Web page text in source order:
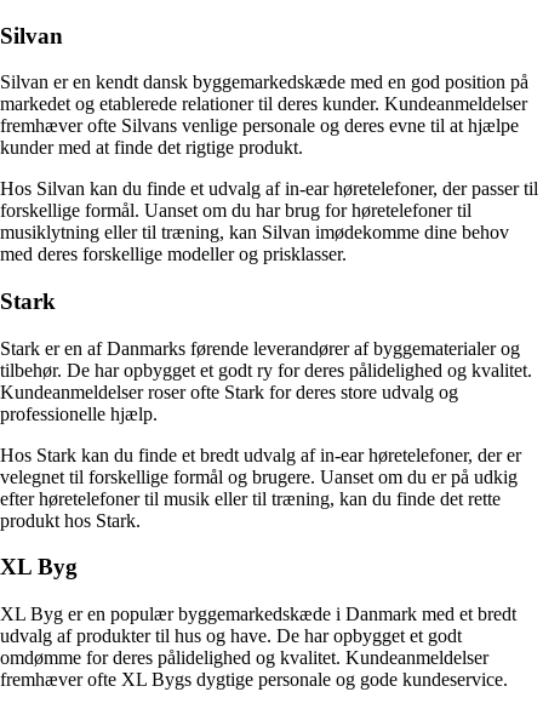
Silvan
Silvan er en kendt dansk byggemarkedskæde med en god position på
markedet og etablerede relationer til deres kunder. Kundeanmeldelser
fremhæver ofte Silvans venlige personale og deres evne til at hjælpe
kunder med at finde det rigtige produkt.
Hos Silvan kan du finde et udvalg af in-ear høretelefoner, der passer til
forskellige formål. Uanset om du har brug for høretelefoner til
musiklytning eller til træning, kan Silvan imødekomme dine behov
med deres forskellige modeller og prisklasser.
Stark
Stark er en af Danmarks førende leverandører af byggematerialer og
tilbehør. De har opbygget et godt ry for deres pålidelighed og kvalitet.
Kundeanmeldelser roser ofte Stark for deres store udvalg og
professionelle hjælp.
Hos Stark kan du finde et bredt udvalg af in-ear høretelefoner, der er
velegnet til forskellige formål og brugere. Uanset om du er på udkig
efter høretelefoner til musik eller til træning, kan du finde det rette
produkt hos Stark.
XL Byg
XL Byg er en populær byggemarkedskæde i Danmark med et bredt
udvalg af produkter til hus og have. De har opbygget et godt
omdømme for deres pålidelighed og kvalitet. Kundeanmeldelser
fremhæver ofte XL Bygs dygtige personale og gode kundeservice.